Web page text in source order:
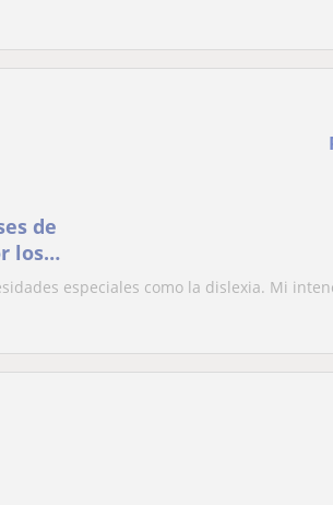
de
los
especiales como la dislexia. Mi